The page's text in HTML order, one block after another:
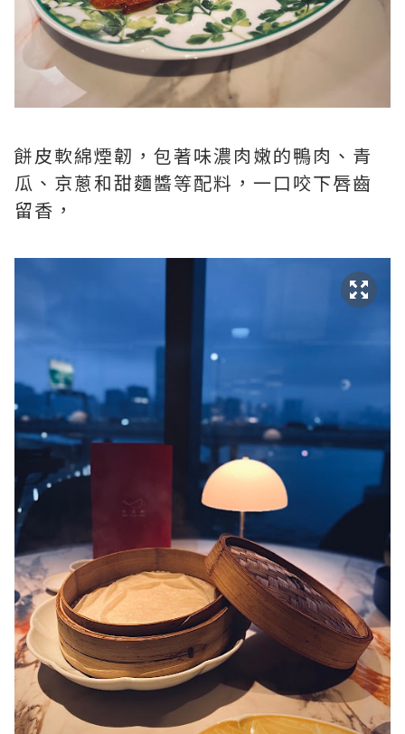
餅皮軟綿煙韌，包著味濃肉嫩的鴨肉、青
瓜、京蔥和甜麵醬等配料，一口咬下唇齒
留香，